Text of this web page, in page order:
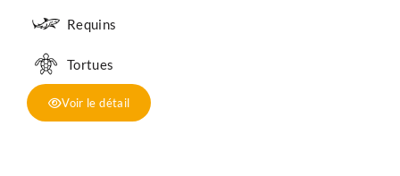
Requins
Tortues
Voir le détail